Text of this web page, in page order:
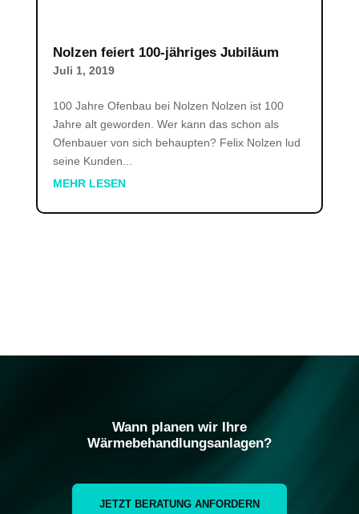
Nolzen feiert 100-jähriges Jubiläum
Juli 1, 2019
100 Jahre Ofenbau bei Nolzen Nolzen ist 100
Jahre alt geworden. Wer kann das schon als
Ofenbauer von sich behaupten? Felix Nolzen lud
seine Kunden...
MEHR LESEN
Wann planen wir Ihre
Wärmebehandlungsanlagen?
JETZT BERATUNG ANFORDERN